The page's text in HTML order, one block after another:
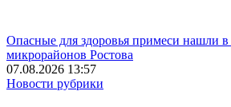
Опасные для здоровья примеси нашли в
микрорайонов Ростова
07.08.2026 13:57
Новости рубрики